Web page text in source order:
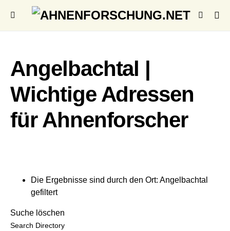
Angelbachtal |
Wichtige Adressen
für Ahnenforscher
Die Ergebnisse sind durch den Ort: Angelbachtal
gefiltert
Suche löschen
Search Directory